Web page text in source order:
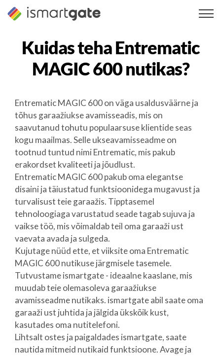
Skip
Kuidas tehaEntrematic
MAGIC 600nutikas?
Entrematic MAGIC 600 on väga usaldusväärne ja
tõhus garaažiukse avamisseadis, mis on
saavutanud tohutu populaarsuse klientide seas
kogu maailmas. Selle ukseavamisseadme on
tootnud tuntud nimi Entrematic, mis pakub
erakordset kvaliteeti ja jõudlust.
Entrematic MAGIC 600 pakub oma elegantse
disaini ja täiustatud funktsioonidega mugavust ja
turvalisust teie garaažis. Tipptasemel
tehnoloogiaga varustatud seade tagab sujuva ja
vaikse töö, mis võimaldab teil oma garaaži ust
vaevata avada ja sulgeda.
Kujutage nüüd ette, et viiksite oma Entrematic
MAGIC 600 nutikuse järgmisele tasemele.
Tutvustame ismartgate - ideaalne kaaslane, mis
muudab teie olemasoleva garaažiukse
avamisseadme nutikaks. ismartgate abil saate oma
garaaži ust juhtida ja jälgida ükskõik kust,
kasutades oma nutitelefoni.
Lihtsalt ostes ja paigaldades ismartgate, saate
nautida mitmeid nutikaid funktsioone. Avage ja